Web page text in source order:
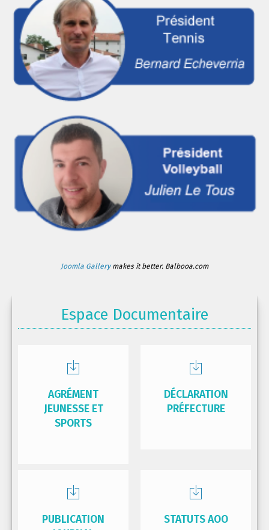
Joomla Gallerymakes it better. Balbooa.com
Espace Documentaire
AGRÉMENT
JEUNESSE ET
SPORTS
DÉCLARATION
PRÉFECTURE
PUBLICATION
STATUTS AOO